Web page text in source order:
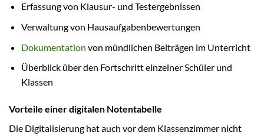
Erfassung von Klausur- und Testergebnissen
Verwaltung von Hausaufgabenbewertungen
Dokumentation von mündlichen Beiträgen im Unterricht
Überblick über den Fortschritt einzelner Schüler und
Klassen
Vorteile einer digitalen Notentabelle
Die Digitalisierung hat auch vor dem Klassenzimmer nicht